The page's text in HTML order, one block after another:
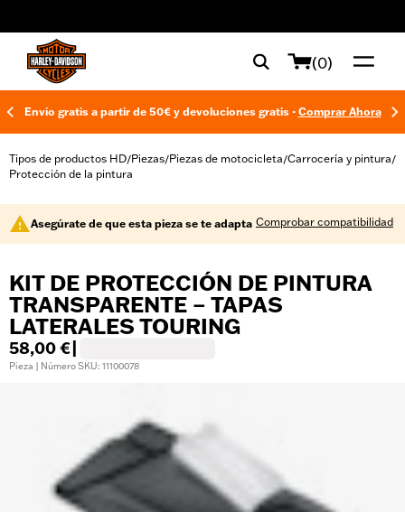
(0)
Envío gratis a partir de 50€ y devoluciones gratis - Comprar Ahora
Tipos de productos HD/Piezas/Piezas de motocicleta/Carrocería y pintura/
Protección de la pintura
Asegúrate de que esta pieza se te adapta Comprobar compatibilidad
KIT DE PROTECCIÓN DE PINTURA
TRANSPARENTE – TAPAS
LATERALES TOURING
58,00 €
Pieza | Número SKU: 11100078